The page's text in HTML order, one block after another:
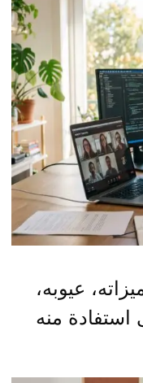
عيوبه،
منه